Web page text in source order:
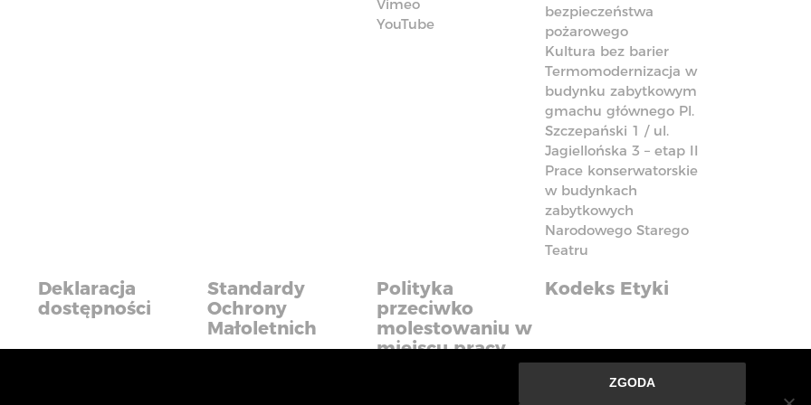
Vimeo
YouTube
bezpieczeństwa
pożarowego
Kultura bez barier
Termomodernizacja w
budynku zabytkowym
gmachu głównego Pl.
Szczepański 1 / ul.
Jagiellońska 3 – etap II
Prace konserwatorskie
w budynkach
zabytkowych
Narodowego Starego
Teatru
Deklaracja
dostępności
Standardy
Ochrony
Małoletnich
Polityka
przeciwko
molestowaniu w
miejscu pracy
Kodeks Etyki
ZGODA
usługi na najwyższym poziomie. Dalsze korzystanie ze strony oznacza, że